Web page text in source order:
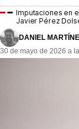
JuicioExprés
Imputaciones en
Javier Pérez
DANIEL
30 de mayo de 2026 a